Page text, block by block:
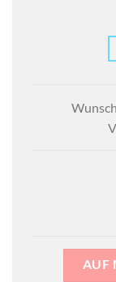
AUF